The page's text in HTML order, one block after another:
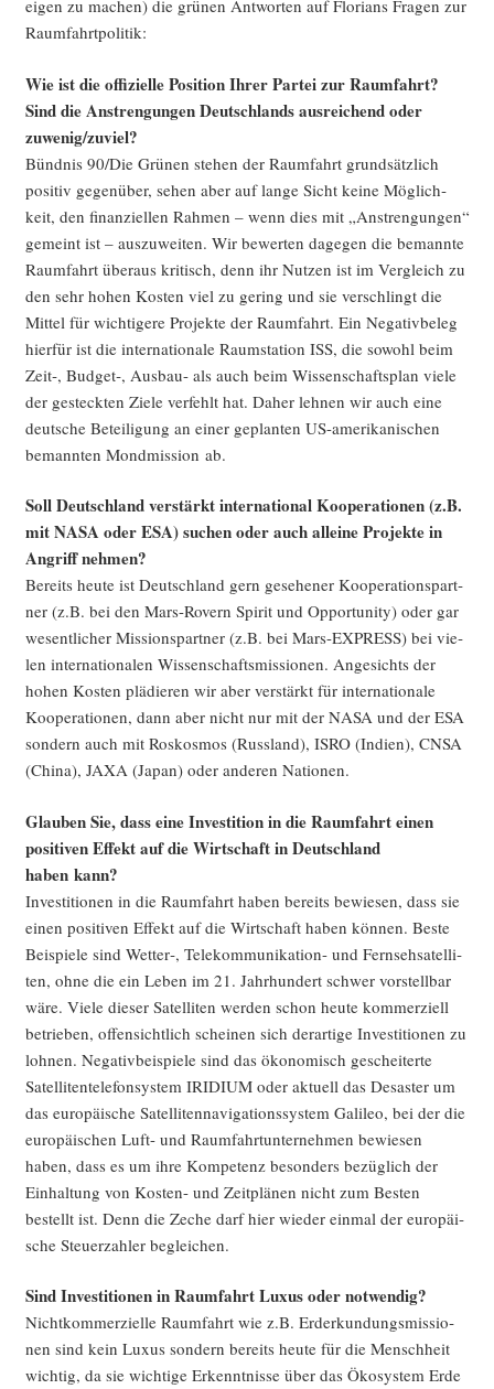
eigen zu machen) die grü­nen Ant­wor­ten auf Flo­ri­ans Fra­gen zur
Raumfahrtpolitik:
Wie ist die offi­zi­el­le Posi­ti­on Ihrer Par­tei zur Raum­fahrt?
Sind die Anstren­gun­gen Deutsch­lands aus­rei­chend oder
zuwenig/zuviel?
Bünd­nis 90/Die Grü­nen ste­hen der Raum­fahrt grund­sätz­lich
posi­tiv gegen­über, sehen aber auf lan­ge Sicht kei­ne Mög­lich­
keit, den finan­zi­el­len Rah­men – wenn dies mit „Anstren­gun­gen“
gemeint ist – aus­zu­wei­ten. Wir bewer­ten dage­gen die bemann­te
Raum­fahrt über­aus kri­tisch, denn ihr Nut­zen ist im Ver­gleich zu
den sehr hohen Kos­ten viel zu gering und sie ver­schlingt die
Mit­tel für wich­ti­ge­re Pro­jek­te der Raum­fahrt. Ein Nega­tiv­be­leg
hier­für ist die inter­na­tio­na­le Raum­sta­ti­on ISS, die sowohl beim
Zeit‑, Budget‑, Aus­bau- als auch beim Wis­sen­schafts­plan vie­le
der gesteck­ten Zie­le ver­fehlt hat. Daher leh­nen wir auch eine
deut­sche Betei­li­gung an einer geplan­ten US-ame­ri­ka­ni­schen
bemann­ten Mond­mis­si­on ab.
Soll Deutsch­land ver­stärkt inter­na­tio­nal Koope­ra­tio­nen (z.B.
mit NASA oder ESA) suchen oder auch allei­ne Pro­jek­te in
Angriff nehmen?
Bereits heu­te ist Deutsch­land gern gese­he­ner Koope­ra­ti­ons­part­
ner (z.B. bei den Mars-Rovern Spi­rit und Oppor­tu­ni­ty) oder gar
wesent­li­cher Mis­si­ons­part­ner (z.B. bei Mars-EXPRESS) bei vie­
len inter­na­tio­na­len Wis­sen­schafts­mis­sio­nen. Ange­sichts der
hohen Kos­ten plä­die­ren wir aber ver­stärkt für inter­na­tio­na­le
Koope­ra­tio­nen, dann aber nicht nur mit der NASA und der ESA
son­dern auch mit Roskos­mos (Russ­land), ISRO (Indi­en), CNSA
(Chi­na), JAXA (Japan) oder ande­ren Nationen.
Glau­ben Sie, dass eine Inves­ti­ti­on in die Raum­fahrt einen
posi­ti­ven Effekt auf die Wirt­schaft in Deutsch­land
haben kann?
Inves­ti­tio­nen in die Raum­fahrt haben bereits bewie­sen, dass sie
einen posi­ti­ven Effekt auf die Wirt­schaft haben kön­nen. Bes­te
Bei­spie­le sind Wetter‑, Tele­kom­mu­ni­ka­ti­on- und Fern­seh­sa­tel­li­
ten, ohne die ein Leben im 21. Jahr­hun­dert schwer vor­stell­bar
wäre. Vie­le die­ser Satel­li­ten wer­den schon heu­te kom­mer­zi­ell
betrie­ben, offen­sicht­lich schei­nen sich der­ar­ti­ge Inves­ti­tio­nen zu
loh­nen. Nega­tiv­bei­spie­le sind das öko­no­misch geschei­ter­te
Satel­li­ten­te­le­fon­sys­tem IRIDIUM oder aktu­ell das Desas­ter um
das euro­päi­sche Satel­li­ten­na­vi­ga­ti­ons­sys­tem Gali­leo, bei der die
euro­päi­schen Luft- und Raum­fahrt­un­ter­neh­men bewie­sen
haben, dass es um ihre Kom­pe­tenz beson­ders bezüg­lich der
Ein­hal­tung von Kos­ten- und Zeit­plä­nen nicht zum Bes­ten
bestellt ist. Denn die Zeche darf hier wie­der ein­mal der euro­päi­
sche Steu­er­zah­ler begleichen.
Sind Inves­ti­tio­nen in Raum­fahrt Luxus oder notwendig?
Nicht­kom­mer­zi­el­le Raum­fahrt wie z.B. Erd­er­kun­dungs­mis­sio­
nen sind kein Luxus son­dern bereits heu­te für die Mensch­heit
wich­tig, da sie wich­ti­ge Erkennt­nis­se über das Öko­sys­tem Erde